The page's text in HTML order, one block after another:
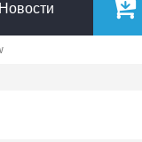
Новости